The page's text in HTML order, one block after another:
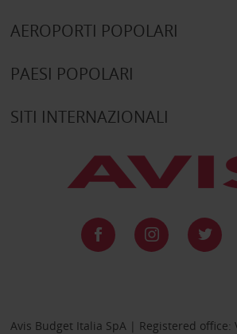
AEROPORTI POPOLARI
PAESI POPOLARI
SITI INTERNAZIONALI
Avis Budget Italia SpA | Registered office: